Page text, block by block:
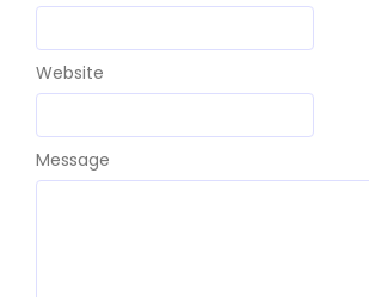
Message
Website